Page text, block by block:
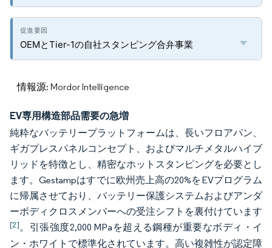
OEMとTier-1の自社スタンピング合弁事業
情報源: Mordor Intelligence
EV専用構造部品需要の急増
純粋なバッテリープラットフォームは、長いフロアパン、
ギガプレスパネルコンセプト、およびマルチメタルハイブ
リッドを特徴とし、精密なホットスタンピングを必要とし
ます。Gestampはすでに欧州売上高の20%をEVプログラム
に帰属させており、バッテリー保護システムおよびアンダ
ーボディクロスメンバーへの受注シフトを裏付けています
[2]。引張強度2,000 MPaを超える鋼種が重要なボディ・イ
ン・ホワイトで標準化されています。高い複雑性が認定障